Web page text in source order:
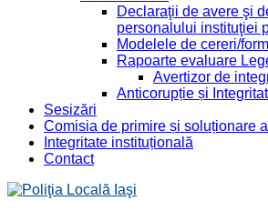
Declaraţii de avere şi
personalului instituţiei
Modelele de cereri/
Rapoarte evaluare
Avertizor de
Anticorupție și
Sesizări
Comisia de primire și soluționare
Integritate instituțională
Contact